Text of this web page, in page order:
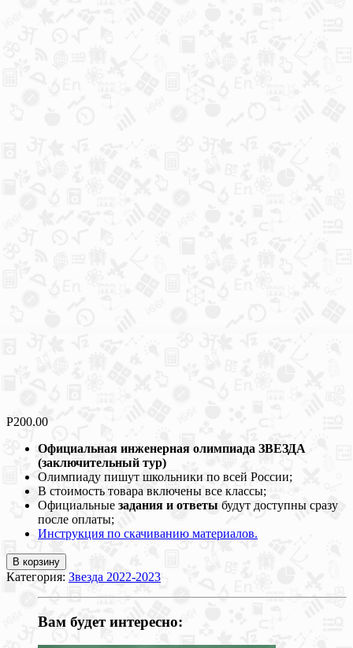
Р200.00
Официальная инженерная олимпиада ЗВЕЗДА
(заключительный тур)
Олимпиаду пишут школьники по всей России;
В стоимость товара включены все классы;
Официальные задания и ответы будут доступны сразу
после оплаты;
Инструкция по скачиванию материалов.
В корзину
Категория: Звезда 2022-2023
Вам будет интересно: